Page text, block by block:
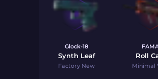
Glock-18
Synth Leaf
Factory New
Roll
Minimal